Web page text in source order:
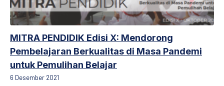
MITRA PENDIDIK Edisi X: Mendorong
Pembelajaran Berkualitas di Masa Pandemi
untuk Pemulihan Belajar
6 Desember 2021